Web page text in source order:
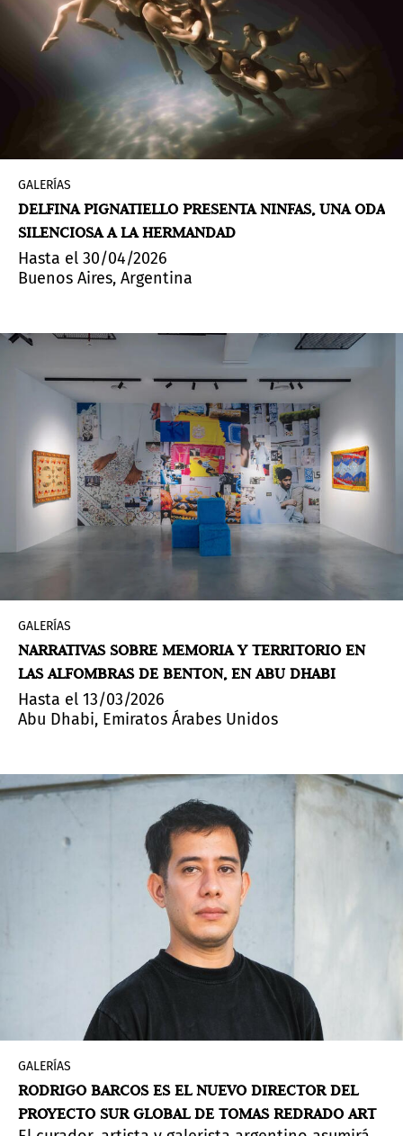
GALERÍAS
DELFINA PIGNATIELLO PRESENTA NINFAS, UNA ODA
SILENCIOSA A LA HERMANDAD
Hasta el 30/04/2026
Buenos Aires, Argentina
GALERÍAS
NARRATIVAS SOBRE MEMORIA Y TERRITORIO EN
LAS ALFOMBRAS DE BENTON, EN ABU DHABI
Hasta el 13/03/2026
Abu Dhabi, Emiratos Árabes Unidos
GALERÍAS
RODRIGO BARCOS ES EL NUEVO DIRECTOR DEL
PROYECTO SUR GLOBAL DE TOMAS REDRADO ART